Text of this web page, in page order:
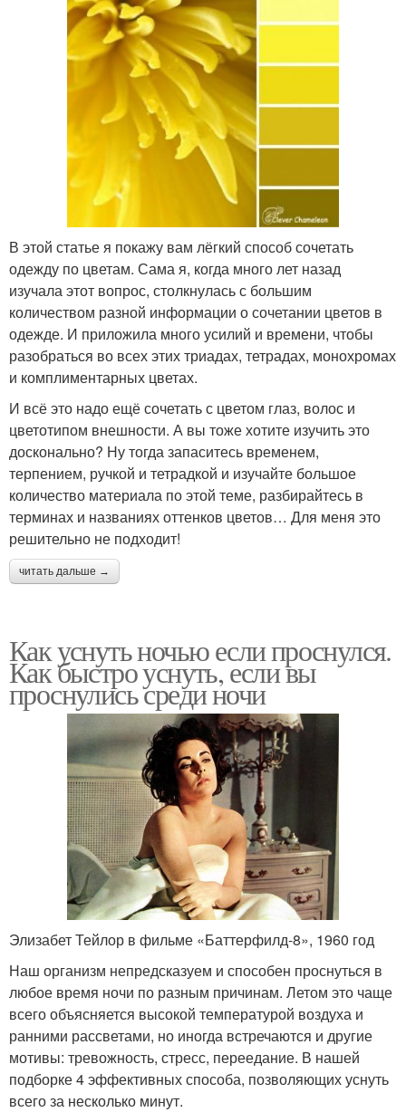
В этой статье я покажу вам лёгкий способ сочетать
одежду по цветам. Сама я, когда много лет назад
изучала этот вопрос, столкнулась с большим
количеством разной информации о сочетании цветов в
одежде. И приложила много усилий и времени, чтобы
разобраться во всех этих триадах, тетрадах, монохромах
и комплиментарных цветах.
И всё это надо ещё сочетать с цветом глаз, волос и
цветотипом внешности. А вы тоже хотите изучить это
досконально? Ну тогда запаситесь временем,
терпением, ручкой и тетрадкой и изучайте большое
количество материала по этой теме, разбирайтесь в
терминах и названиях оттенков цветов… Для меня это
решительно не подходит!
читать дальше →
Как уснуть ночью если проснулся.
Как быстро уснуть, если вы
проснулись среди ночи
Элизабет Тейлор в фильме «Баттерфилд-8», 1960 год
Наш организм непредсказуем и способен проснуться в
любое время ночи по разным причинам. Летом это чаще
всего объясняется высокой температурой воздуха и
ранними рассветами, но иногда встречаются и другие
мотивы: тревожность, стресс, переедание. В нашей
подборке 4 эффективных способа, позволяющих уснуть
всего за несколько минут.